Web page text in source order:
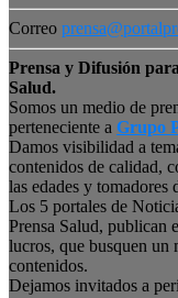
Correo
Prensa y Difusión
Salud.
Somos un medio de
perteneciente a Grupo
Damos visibilidad a
contenidos de calidad,
las edades y
Los 5 portales de
Prensa Salud, publican
lucros, que busquen un
contenidos.
Dejamos invitados a